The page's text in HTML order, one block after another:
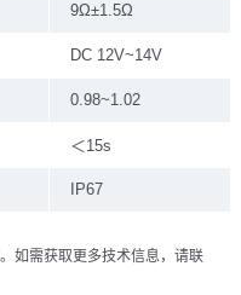
9Ω±1.5Ω
DC 12V~14V
0.98~1.02
＜15s
IP67
如需获取更多技术信息，请联